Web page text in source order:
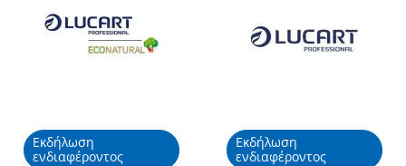
Εκδήλωση
ενδιαφέροντος
Εκδήλωση
ενδιαφέροντος